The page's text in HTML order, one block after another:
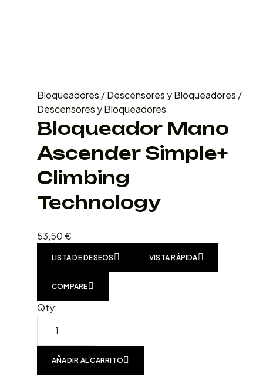
Bloqueadores /Descensores y Bloqueadores /
Descensores y Bloqueadores
Bloqueador Mano
Ascender Simple+
Climbing
Technology
53,50€
LISTA DE DESEOS VISTA RÁPIDA
COMPARE
Qty:
AÑADIR AL CARRITO